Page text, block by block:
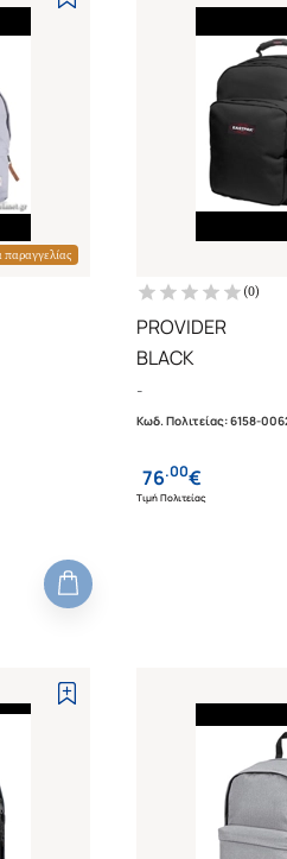
παραγγελίας
(0)
PROVIDER
BLACK
-
Κωδ. Πολιτείας:6158-
76.00€
Τιμή Πολιτείας